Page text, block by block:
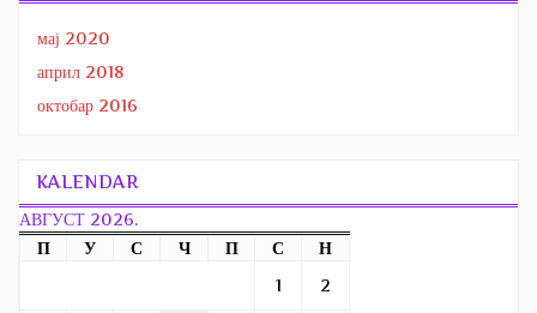
мај 2020
април 2018
октобар 2016
KALENDAR
АВГУСТ 2026.
П
У С Ч П С
Н
1
2